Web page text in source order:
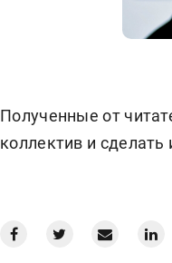
Полученные от
коллектив и